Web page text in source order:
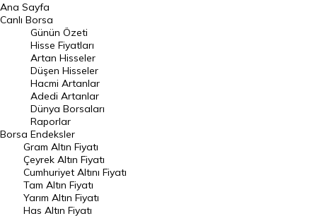
BIST 100 Hisseleri
En Çok Artan Hisseler
En Çok Düşen Hisseler
Hacmi Artanlar
Geçmiş Kapanışlar
Dünya Borsaları
Raporlar
Endeksler
DÖVİZ
Ana Sayfa
Canlı Borsa
Borsa
Günün Özeti
Hisse Fiyatları
Artan Hisseler
Düşen Hisseler
Hacmi Artanlar
Adedi Artanlar
Dünya Borsaları
Raporlar
Endeksler
Gram Altın Fiyatı
Çeyrek Altın Fiyatı
Cumhuriyet Altını Fiyatı
Tam Altın Fiyatı
Yarım Altın Fiyatı
Has Altın Fiyatı